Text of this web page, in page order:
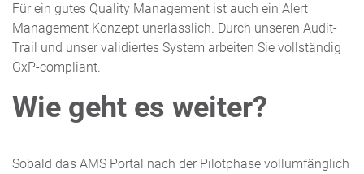
Für ein gutes Quality Management ist auch ein Alert
Management Konzept unerlässlich. Durch unseren Audit-
Trail und unser validiertes System arbeiten Sie vollständig
GxP-compliant.
Wie geht es weiter?
Sobald das AMS Portal nach der Pilotphase vollumfänglich